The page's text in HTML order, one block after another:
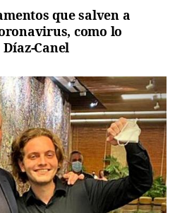
que salven a
como lo
Canel